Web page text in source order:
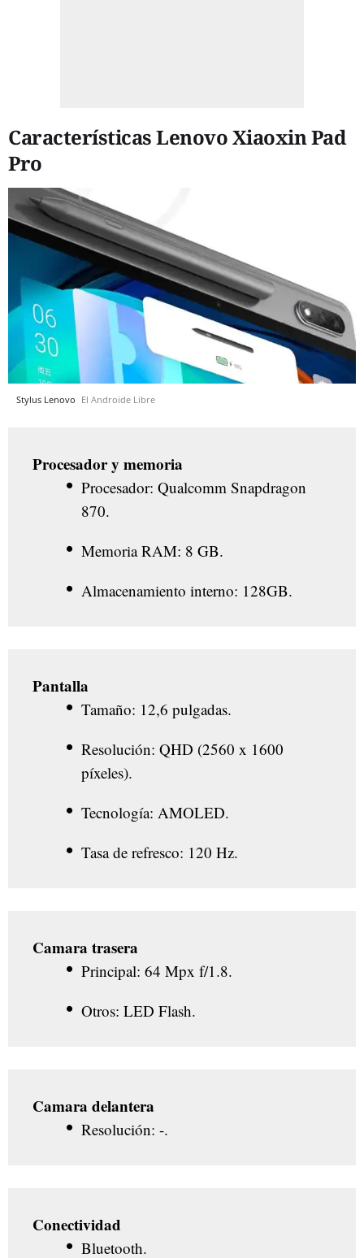
Características Lenovo Xiaoxin Pad
Pro
Stylus Lenovo El Androide Libre
Procesador y memoria
Procesador: Qualcomm Snapdragon
870.
Memoria RAM: 8 GB.
Almacenamiento interno: 128GB.
Pantalla
Tamaño: 12,6 pulgadas.
Resolución: QHD (2560 x 1600
píxeles).
Tecnología: AMOLED.
Tasa de refresco: 120 Hz.
Camara trasera
Principal: 64 Mpx f/1.8.
Otros: LED Flash.
Camara delantera
Resolución: -.
Conectividad
Bluetooth.